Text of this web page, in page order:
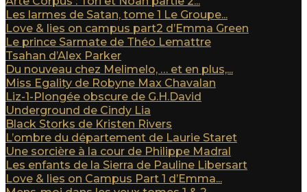
Les larmes de Satan, tome 1 Le Groupe...
Love & lies on campus part2 d’Emma Green
Le prince Sarmate de Théo Lemattre
Tsahan d’Alex Parker
Du nouveau chez Melimelo, … et en plus,...
Miss Egality de Robyne Max Chavalan
Liz-1-Plongée obscure de G.H.David
Underground de Cindy Lia
Black Storks de Kristen Rivers
L’ombre du département de Laurie Staret
Une sorcière à la cour de Philippe Madral
Les enfants de la Sierra de Pauline Libersart
Love & lies on Campus Part 1 d’Emma...